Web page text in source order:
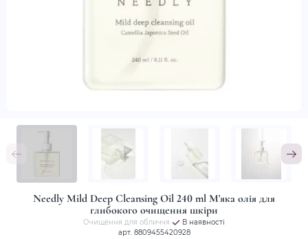
Needly Mild Deep Cleansing Oil 240 ml М'яка олія для
глибокого очищення шкіри
Очищення для обличчя
В наявності
арт. 8809455420928